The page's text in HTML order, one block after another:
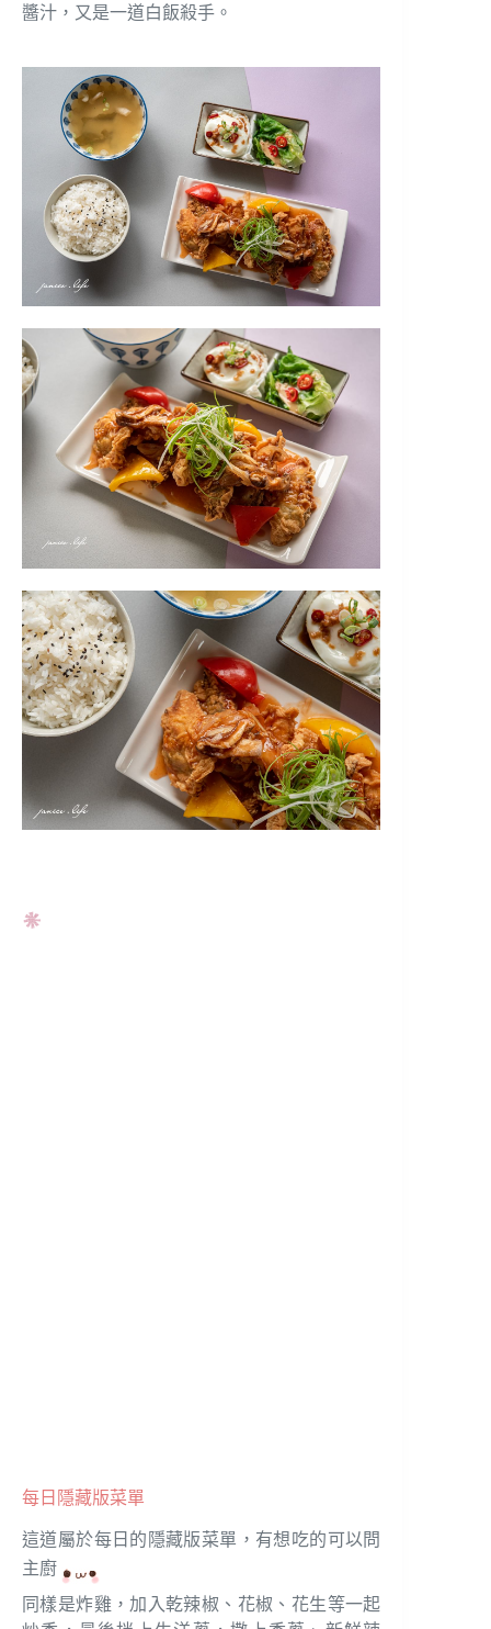
醬汁，又是一道白飯殺手。
每日隱藏版菜單
這道屬於每日的隱藏版菜單，有想吃的可以問
主廚
同樣是炸雞，加入乾辣椒、花椒、花生等一起